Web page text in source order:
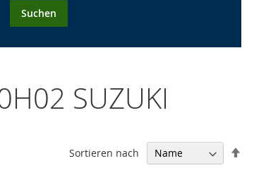
Suchen
SUZUKI
Sortieren nach